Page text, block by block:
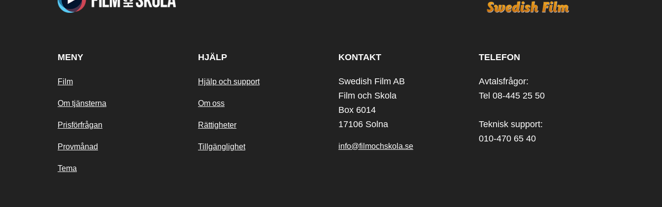
MENY
Film
Om tjänsterna
Prisförfrågan
Provmånad
Tema
HJÄLP
Hjälp och support
Om oss
Rättigheter
Tillgänglighet
KONTAKT
Swedish Film AB
Film och Skola
Box 6014
17106 Solna
info@filmochskola.se
TELEFON
Avtalsfrågor:
Tel 08-445 25 50
Teknisk support:
010-470 65 40